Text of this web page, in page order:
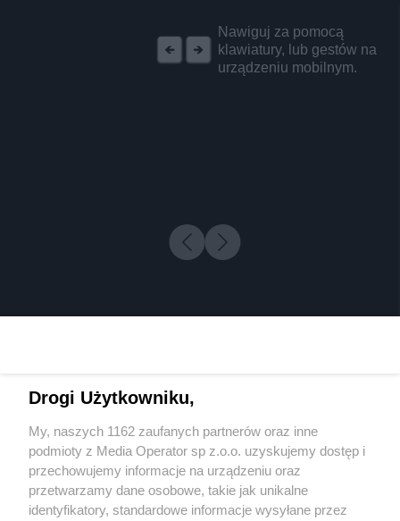
Nawiguj za pomocą
klawiatury, lub gestów na
urządzeniu mobilnym.
Wydawca mediów lokalnych
Drogi Użytkowniku,
My, naszych 1162 zaufanych partnerów oraz inne
podmioty z Media Operator sp z.o.o. uzyskujemy dostęp i
przechowujemy informacje na urządzeniu oraz
przetwarzamy dane osobowe, takie jak unikalne
identyfikatory, standardowe informacje wysyłane przez